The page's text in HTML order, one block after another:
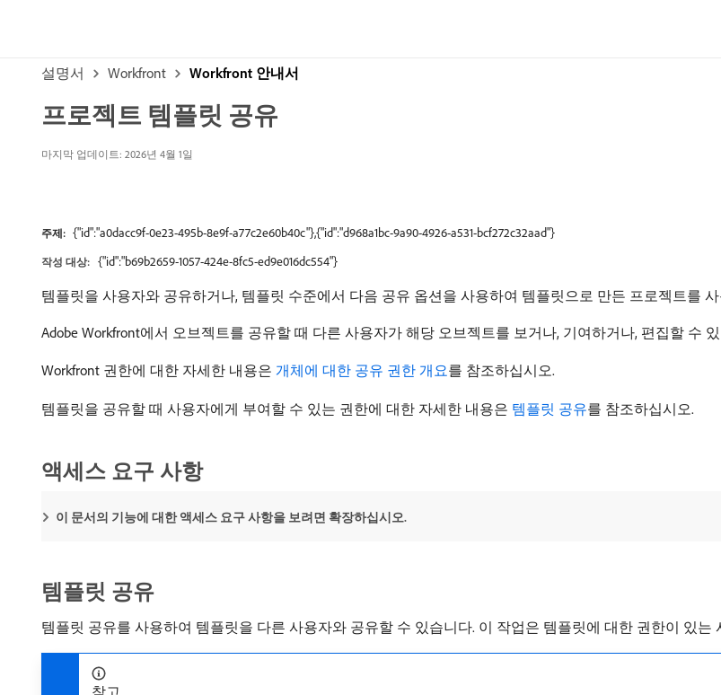
설명서 Workfront Workfront 안내서
프로젝트 템플릿 공유
마지막 업데이트: 2026년 4월 1일
주제: {"id":"a0dacc9f-0e23-495b-8e9f-a77c2e60b40c"},{"id":"d968a1bc-9a90-4926-a531-bcf272c32aad"}
작성 대상: {"id":"b69b2659-1057-424e-8fc5-ed9e016dc554"}
템플릿을 사용자와 공유하거나, 템플릿 수준에서 다음 공유 옵션을 사용하여 템플릿으로 만든 프로젝트를
Adobe Workfront에서 오브젝트를 공유할 때 다른 사용자가 해당 오브젝트를 보거나, 기여하거나, 편집할 수
Workfront 권한에 대한 자세한 내용은 개체에 대한 공유 권한 개요를 참조하십시오.
템플릿을 공유할 때 사용자에게 부여할 수 있는 권한에 대한 자세한 내용은 템플릿 공유를 참조하십시오.
액세스 요구 사항
이 문서의 기능에 대한 액세스 요구 사항을 보려면 확장하십시오.
템플릿 공유
템플릿 공유를 사용하여 템플릿을 다른 사용자와 공유할 수 있습니다. 이 작업은 템플릿에 대한 권한이 있는
참고